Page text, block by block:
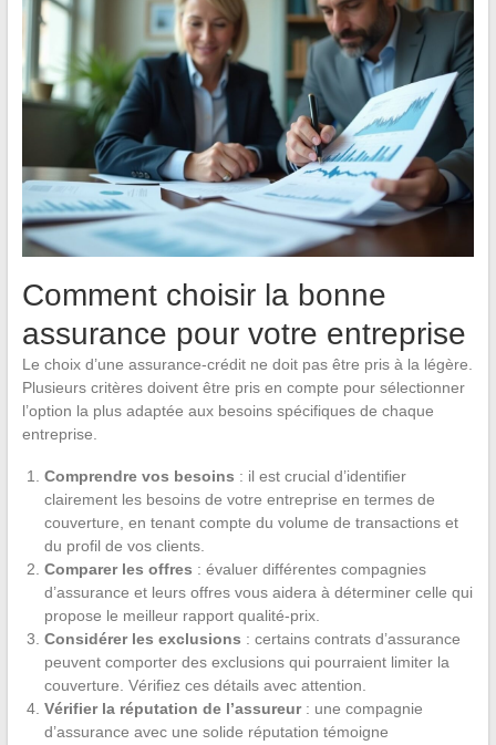
Comment choisir la bonne
assurance pour votre entreprise
Le choix d’une assurance-crédit ne doit pas être pris à la légère.
Plusieurs critères doivent être pris en compte pour sélectionner
l’option la plus adaptée aux besoins spécifiques de chaque
entreprise.
Comprendre vos besoins : il est crucial d’identifier
clairement les besoins de votre entreprise en termes de
couverture, en tenant compte du volume de transactions et
du profil de vos clients.
Comparer les offres : évaluer différentes compagnies
d’assurance et leurs offres vous aidera à déterminer celle qui
propose le meilleur rapport qualité-prix.
Considérer les exclusions : certains contrats d’assurance
peuvent comporter des exclusions qui pourraient limiter la
couverture. Vérifiez ces détails avec attention.
Vérifier la réputation de l’assureur : une compagnie
d’assurance avec une solide réputation témoigne